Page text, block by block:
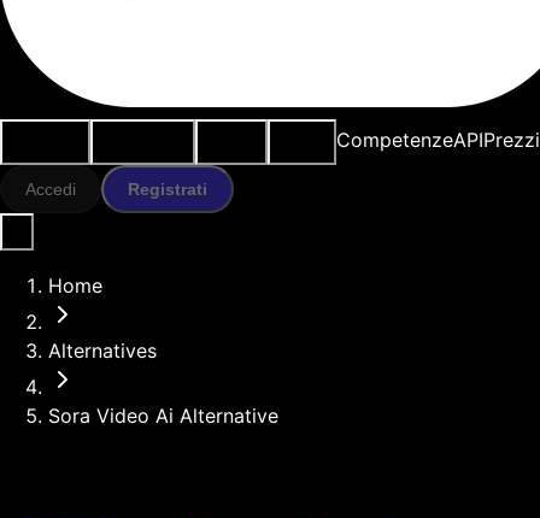
CompetenzeAPIPrezzi
Accedi Registrati
Home
Alternatives
Sora Video Ai Alternative